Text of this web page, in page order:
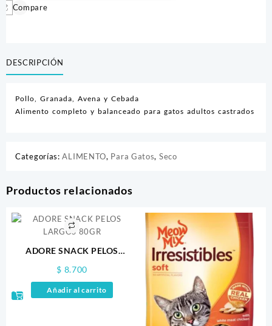
X
Compare
DESCRIPCIÓN
Pollo, Granada, Avena y Cebada
Alimento completo y balanceado para gatos adultos castrados
Categorías:ALIMENTO, Para Gatos, Seco
Productos relacionados
ADORE SNACK PELOS
$ 8.700
Añadir al carrito